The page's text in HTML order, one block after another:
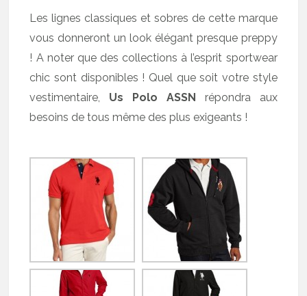
Les lignes classiques et sobres de cette marque
vous donneront un look élégant presque preppy
! A noter que des collections à l’esprit sportwear
chic sont disponibles ! Quel que soit votre style
vestimentaire, Us Polo ASSN répondra aux
besoins de tous même des plus exigeants !